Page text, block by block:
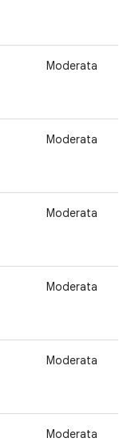
Moderata
Moderata
Moderata
Moderata
Moderata
Moderata